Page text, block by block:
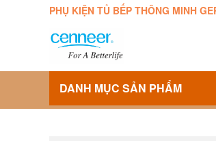
PHỤ KIỆN TỦ BẾP THÔNG MINH
DANH MỤC SẢN PHẨM